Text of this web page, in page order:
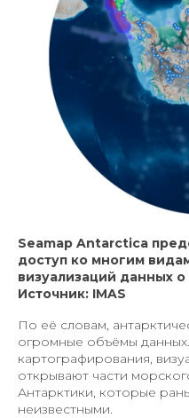
Seamap Antarctica
доступ ко многим
визуализаций данных
Источник: IMAS
По её словам,
огромные объёмы
картографирования,
открывают части
Антарктики, которые
неизвестными.